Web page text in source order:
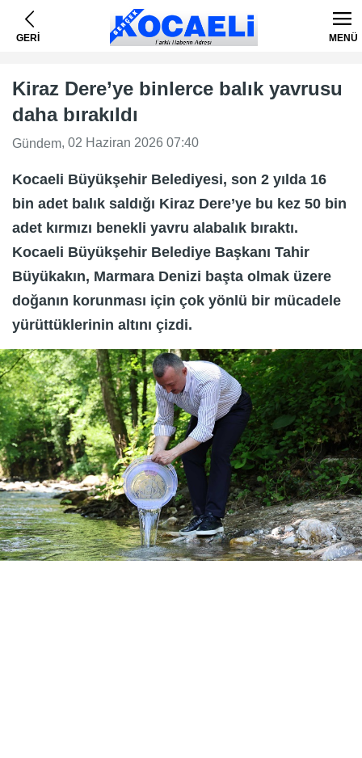
GERİ MENÜ
Kiraz Dere’ye binlerce balık yavrusu
daha bırakıldı
Gündem, 02 Haziran 2026 07:40
Kocaeli Büyükşehir Belediyesi, son 2 yılda 16
bin adet balık saldığı Kiraz Dere’ye bu kez 50 bin
adet kırmızı benekli yavru alabalık bıraktı.
Kocaeli Büyükşehir Belediye Başkanı Tahir
Büyükakın, Marmara Denizi başta olmak üzere
doğanın korunması için çok yönlü bir mücadele
yürüttüklerinin altını çizdi.